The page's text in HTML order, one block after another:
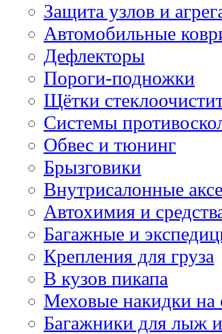
Защита узлов и
Автомобильные
Дефлекторы
Пороги-подножки
Щётки
Системы
Обвес и тюнинг
Брызговики
Внутрисалонные
Автохимия и
Багажные и
Крепления для груза
В кузов пикапа
Меховые накидки на
Багажники для лыж